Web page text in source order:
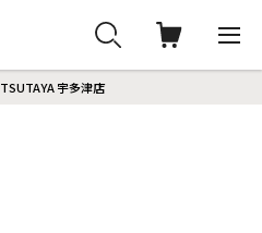
TSUTAYA 宇多津店